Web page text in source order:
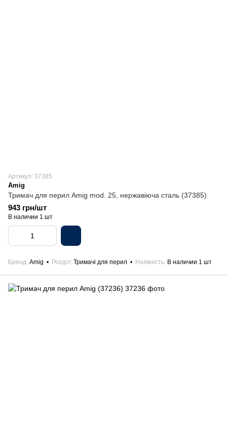
Артикул: 37385
Amig
Тримач для перил Amig mod. 25, нержавіюча сталь (37385)
943 грн/шт
В наличии 1 шт
Бренд Amig Розділ Тримачі для перил Наявність В наличии 1 шт